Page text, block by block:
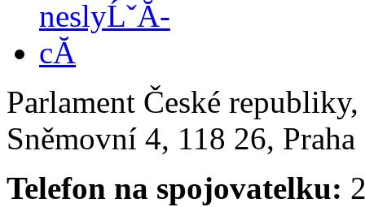
Parlament České
Sněmovní 4, 118 26,
Telefon na spojovatelku: